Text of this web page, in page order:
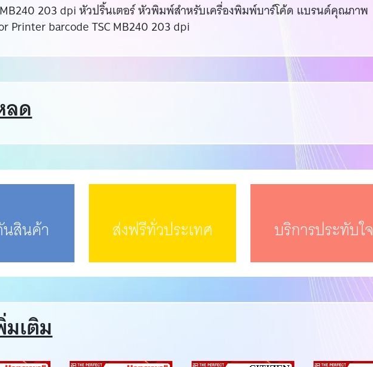
203 dpi หัวปริ้นเตอร์ หัวพิมพ์สำหรับเครื่องพิมพ์บาร์โค้ด แบรนด์คุณภาพ
Printer barcode TSC MB240 203 dpi
ลด
สินค้า ส่งฟรีทั่วประเทศ บริการประทับใจ
เติม